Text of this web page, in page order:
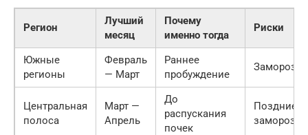
Регион
Лучший
месяц
Почему
именно тогда
Риски
Южные
регионы
Февраль
— Март
Раннее
пробуждение
Заморозки
Центральная
полоса
Март —
Апрель
До
распускания
почек
Поздние
заморозки